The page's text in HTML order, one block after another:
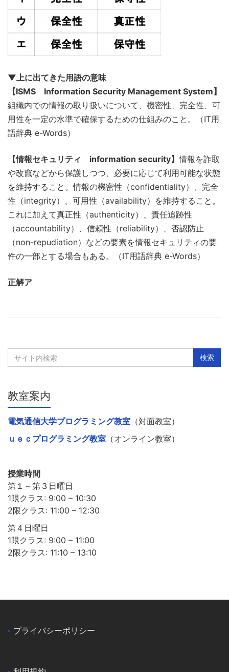
▼上に出てきた用語の意味
【ISMS Information Security Management System】
組織内での情報の取り扱いについて、機密性、完全性、可
用性を一定の水準で確保するための仕組みのこと。（IT用
語辞典 e-Words）
【情報セキュリティ information security】情報を詐取
や改竄などから保護しつつ、必要に応じて利用可能な状態
を維持すること。情報の機密性（confidentiality）、完全
性（integrity）、可用性（availability）を維持すること。
これに加えて真正性（authenticity）、責任追跡性
（accountability）、信頼性（reliability）、否認防止
（non-repudiation）などの要素を情報セキュリティの要
件の一部とする場合もある。（IT用語辞典 e-Words）
正解ア
教室案内
電気通信大学プログラミング教室 （対面教室）
ｕｅｃプログラミング教室 （オンライン教室）
授業時間
第１～第３日曜日
1限クラス: 9:00 – 10:30
2限クラス: 11:00 – 12:30
第４日曜日
1限クラス: 9:00 – 11:00
2限クラス: 11:10 – 13:10
プライバシーポリシー